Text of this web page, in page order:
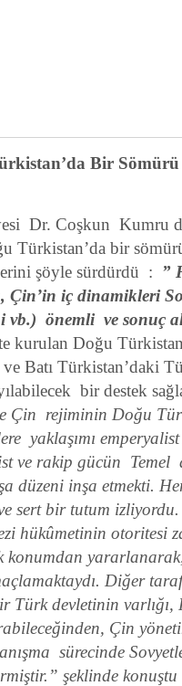
Bir
Dr. Coşkun Kumru
Türkistan’da bir
şöyle sürdürdü : ”
Çin’in iç dinamikleri
önemli ve sonuç
kurulan Doğu
Batı Türkistan’daki
bir destek
Çin rejiminin Doğu
yaklaşımı
ve rakip gücün
düzeni inşa etmekti.
sert bir tutum
hükûmetinin otoritesi
konumdan
Diğer
Türk devletinin
Çin
sürecinde
şeklinde konuştu